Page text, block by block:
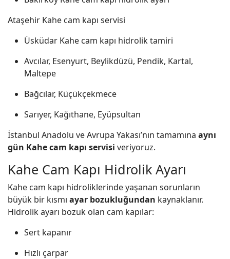
Ataşehir Kahe cam kapı servisi
Üsküdar Kahe cam kapı hidrolik tamiri
Avcılar, Esenyurt, Beylikdüzü, Pendik, Kartal,
Maltepe
Bağcılar, Küçükçekmece
Sarıyer, Kağıthane, Eyüpsultan
İstanbul Anadolu ve Avrupa Yakası’nın tamamına aynı
gün Kahe cam kapı servisi veriyoruz.
Kahe Cam Kapı Hidrolik Ayarı
Kahe cam kapı hidroliklerinde yaşanan sorunların
büyük bir kısmı ayar bozukluğundan kaynaklanır.
Hidrolik ayarı bozuk olan cam kapılar:
Sert kapanır
Hızlı çarpar